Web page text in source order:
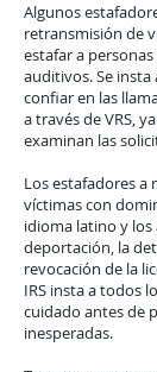
Algunos
retransmisión de
estafar a
auditivos. Se
confiar en las
a través de VRS,
examinan las
Los estafadores a
víctimas con
idioma latino y los
deportación, la
revocación de la
IRS insta a todos
cuidado antes de
inesperadas.